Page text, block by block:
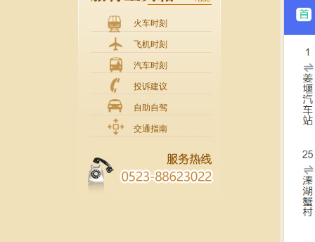
火车时刻
飞机时刻
汽车时刻
投诉建议
自助自驾
交通指南